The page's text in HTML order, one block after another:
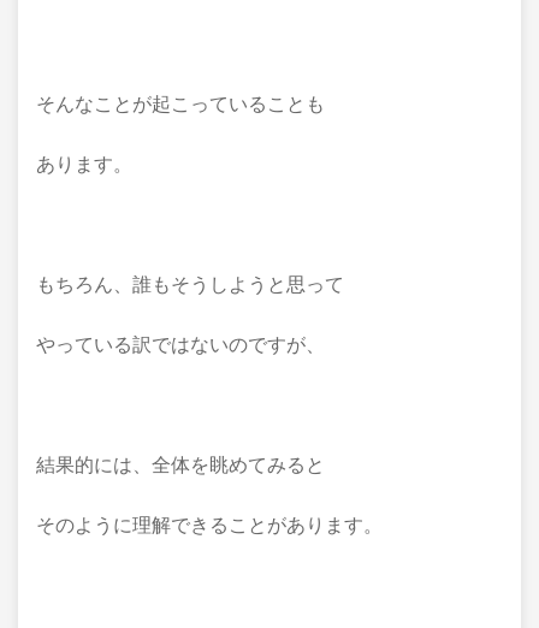
そんなことが起こっていることも
あります。
もちろん、誰もそうしようと思って
やっている訳ではないのですが、
結果的には、全体を眺めてみると
そのように理解できることがあります。